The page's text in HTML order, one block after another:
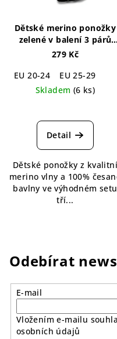
Dětské merino ponožky
zelené v balení 3 párů
Merino Socks Kids Green
279 Kč
EU 20-24
EU 25-29
Skladem (6 ks)
Detail
Dětské ponožky z kvalitní
merino vlny a 100%
bavlny ve výhodném setu
tří...
Odebírat
E-mail
Vložením e-mailu
osobních údajů